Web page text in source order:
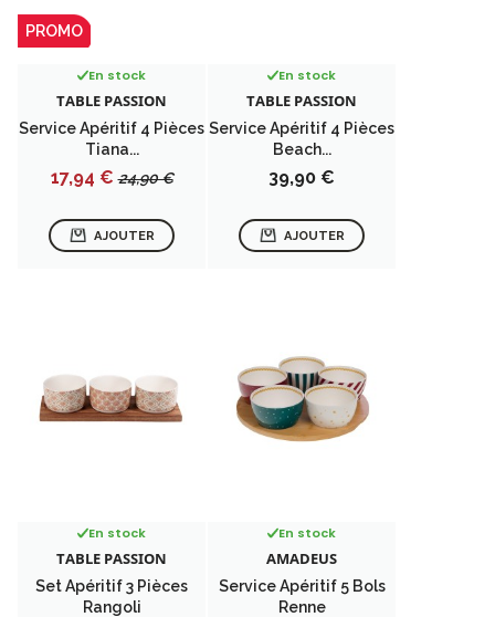
En stock
TABLE PASSION
Service Apéritif 4 Pièces
Tiana...
Prix
17,94 € Prix
base
24,90 €
AJOUTER
PROMO
En stock
TABLE PASSION
Service Apéritif 4 Pièces
Beach...
Prix
39,90 €
AJOUTER
En stock
TABLE PASSION
Set Apéritif 3 Pièces
Rangoli
En stock
AMADEUS
Service Apéritif 5 Bols
Renne